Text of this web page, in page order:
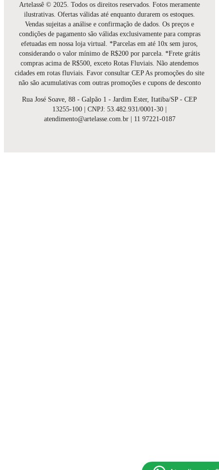
Artelassê © 2025. Todos os direitos reservados. Fotos meramente
ilustrativas. Ofertas válidas até enquanto durarem os estoques.
Vendas sujeitas a análise e confirmação de dados. Os preços e
condições de pagamento são válidas exclusivamente para compras
efetuadas em nossa loja virtual. *Parcelas em até 10x sem juros,
considerando o valor mínimo de R$200 por parcela. *Frete grátis
compras acima de R$500, exceto Rotas Fluviais. Não atendemos
cidades em rotas fluviais. Favor consultar CEP As promoções do site
não são acumulativas com outras promoções e cupons de desconto
Rua José Soave, 88 - Galpão 1 - Jardim Ester, Itatiba/SP - CEP
13255-100 | CNPJ: 53.482.931/0001-30 |
atendimento@artelasse.com.br | 11 97221-0187